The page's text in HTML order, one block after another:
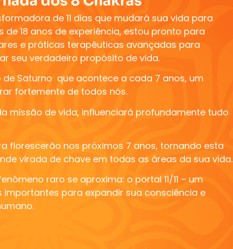
de 11 dias que mudará sua vida para
de 18 anos de experiência, estou pronto para
e práticas terapêuticas avançadas para
seu verdadeiro propósito de vida.
de Saturno que acontece a cada 7 anos, um
fortemente de todos nós.
missão de vida, influenciará profundamente tudo
florescerão nos próximos 7 anos, tornando esta
virada de chave em todas as áreas da sua vida.
raro se aproxima: o portal 11/11 – um
importantes para expandir sua consciência e